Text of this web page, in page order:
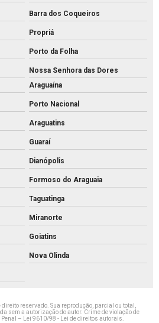
Barra dos Coqueiros
Propriá
Porto da Folha
Nossa Senhora das Dores
Araguaína
Porto Nacional
Araguatins
Guaraí
Dianópolis
Formoso do Araguaia
Taguatinga
Miranorte
Goiatins
Nova Olinda
direito reservado. Sua reprodução, parcial ou total,
sem a autorização do autor. Crime de violação de
– Lei 9610/98 - Lei de direitos autorais.